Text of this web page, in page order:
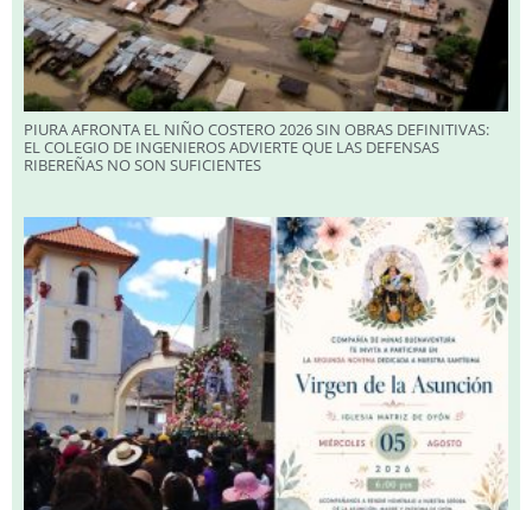
PIURA AFRONTA EL NIÑO COSTERO 2026 SIN OBRAS DEFINITIVAS:
EL COLEGIO DE INGENIEROS ADVIERTE QUE LAS DEFENSAS
RIBEREÑAS NO SON SUFICIENTES